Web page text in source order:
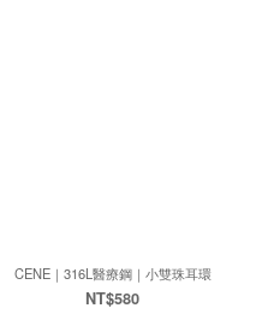
CENE｜316L醫療鋼｜小雙珠耳環
NT$580